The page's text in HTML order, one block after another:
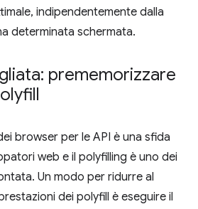
indipendentemente dalla
determinata schermata.
prememorizzare
browser per le API è una sfida
web e il polyfilling è uno dei
Un modo per ridurre al
dei polyfill è eseguire il